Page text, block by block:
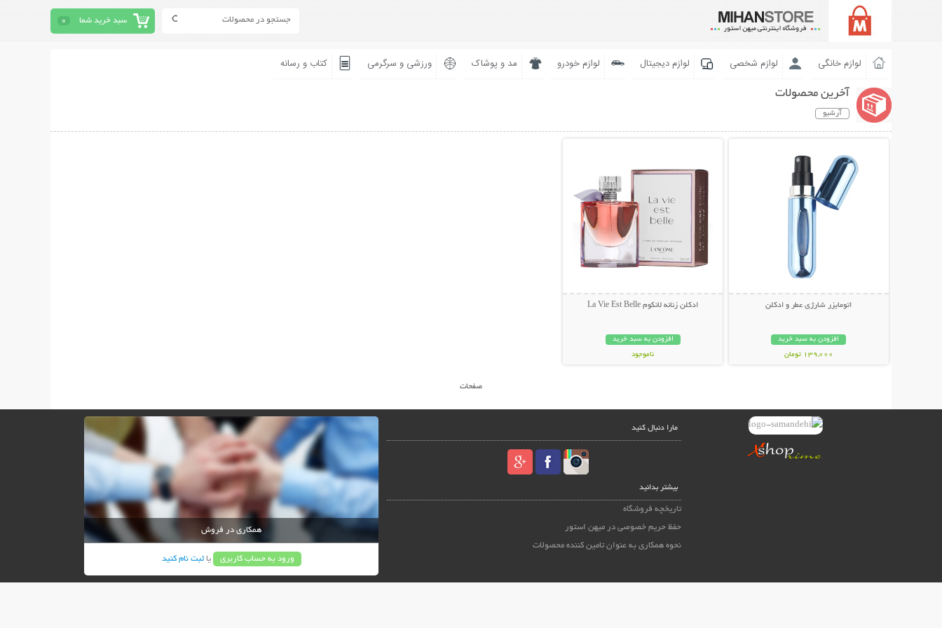
سبد خرید شما 0
لوازم خانگی لوازم شخصی لوازم دیجیتال لوازم خودرو مد و پوشاک ورزشی و سرگرمی کتاب و رسانه
آخرین محصولات
آرشیو
اتومایزر شارژی عطر و ادکلن
افزودن به سبد خرید
139,000 تومان
ادکلن زنانه لانکوم La Vie Est Belle
افزودن به سبد خرید
ناموجود
صفحات
مارا دنبال کنید
بیشتر بدانید
تاریخچه فروشگاه
حفظ حریم خصوصی در میهن استور
نحوه همکاری به عنوان تامین کننده محصولات
همکاری در فروش
ورود به حساب کاربری یاثبت نام کنید